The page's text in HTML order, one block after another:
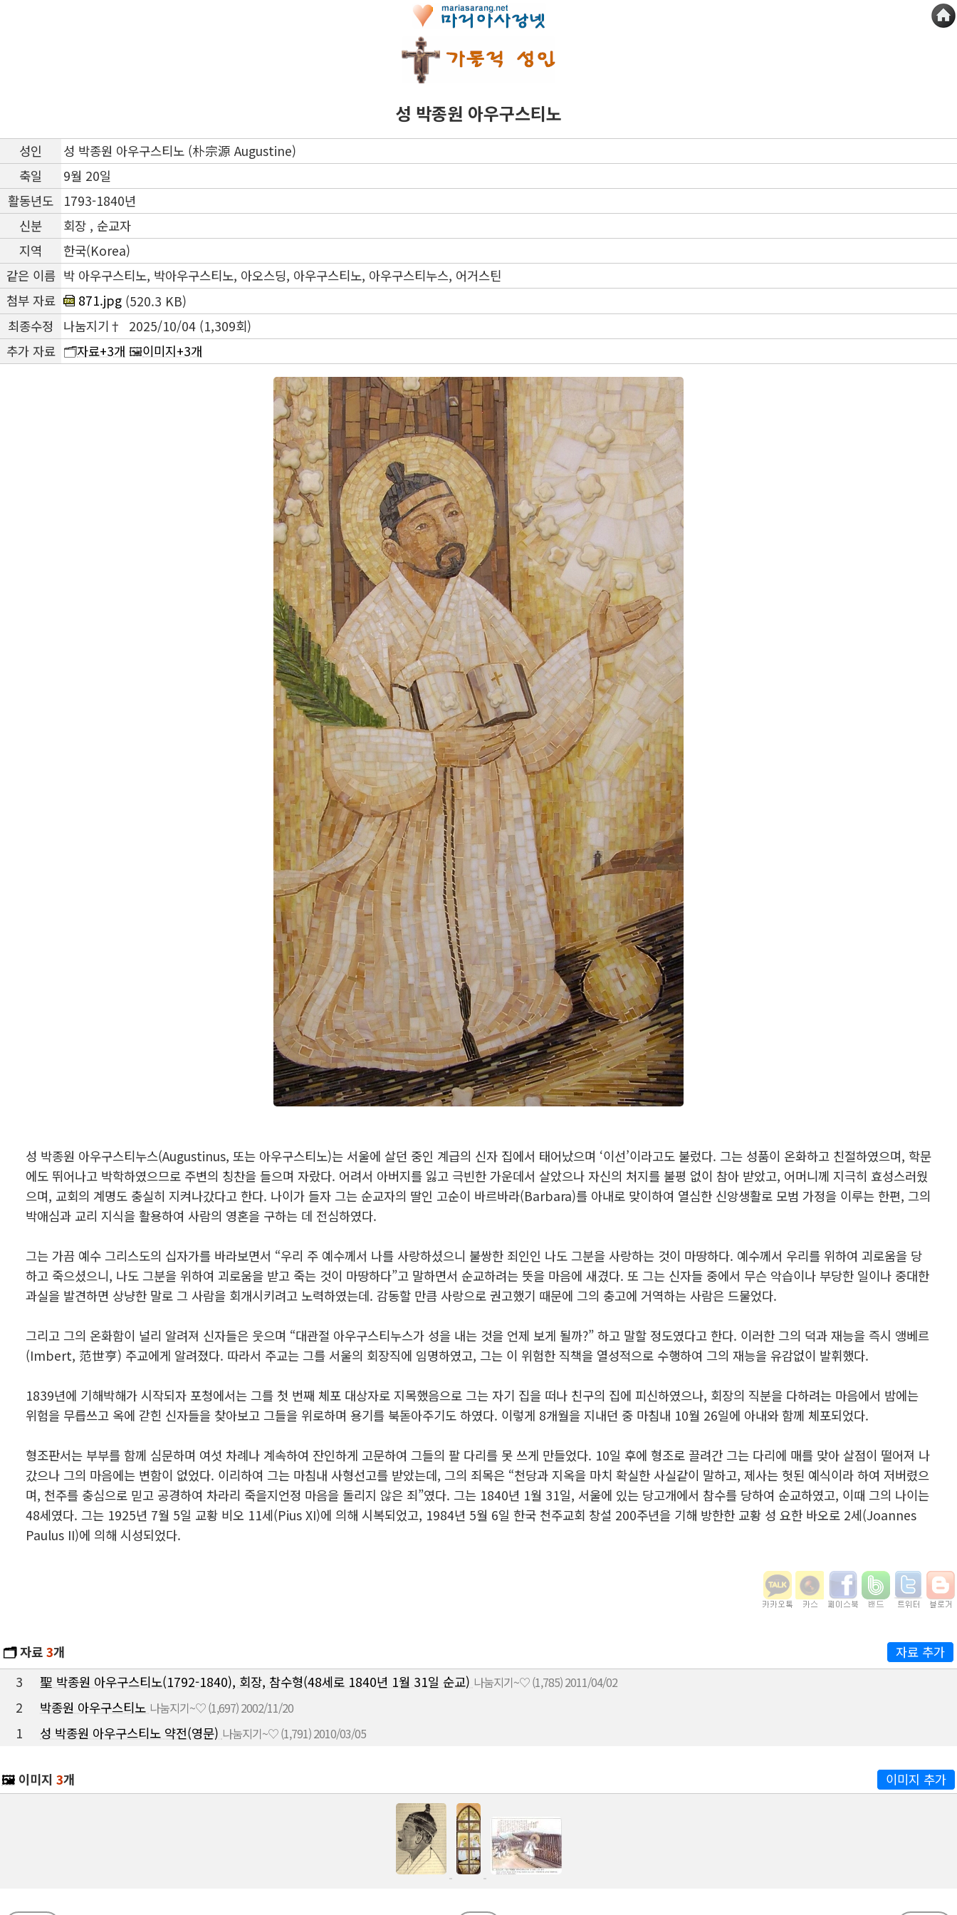
성 박종원 아우구스티노
성인
성 박종원 아우구스티노 (朴宗源 Augustine)
축일
9월 20일
활동년도
1793-1840년
신분
회장 , 순교자
지역
한국(Korea)
같은 이름 박 아우구스티노, 박아우구스티노, 아오스딩, 아우구스티노, 아우구스티누스, 어거스틴
첨부 자료
871.jpg (520.3 KB)
최종수정
나눔지기† 2025/10/04 (1,309회)
추가 자료 🗂️자료+3개 🖼️이미지+3개
성 박종원 아우구스티누스(Augustinus, 또는 아우구스티노)는 서울에 살던 중인 계급의 신자 집에서 태어났으며 ‘이선’이라고도 불렀다. 그는 성품이 온화하고 친절하였으며, 학문
에도 뛰어나고 박학하였으므로 주변의 칭찬을 들으며 자랐다. 어려서 아버지를 잃고 극빈한 가운데서 살았으나 자신의 처지를 불평 없이 참아 받았고, 어머니께 지극히 효성스러웠
으며, 교회의 계명도 충실히 지켜나갔다고 한다. 나이가 들자 그는 순교자의 딸인 고순이 바르바라(Barbara)를 아내로 맞이하여 열심한 신앙생활로 모범 가정을 이루는 한편, 그의
박애심과 교리 지식을 활용하여 사람의 영혼을 구하는 데 전심하였다.
그는 가끔 예수 그리스도의 십자가를 바라보면서 “우리 주 예수께서 나를 사랑하셨으니 불쌍한 죄인인 나도 그분을 사랑하는 것이 마땅하다. 예수께서 우리를 위하여 괴로움을 당
하고 죽으셨으니, 나도 그분을 위하여 괴로움을 받고 죽는 것이 마땅하다”고 말하면서 순교하려는 뜻을 마음에 새겼다. 또 그는 신자들 중에서 무슨 악습이나 부당한 일이나 중대한
과실을 발견하면 상냥한 말로 그 사람을 회개시키려고 노력하였는데. 감동할 만큼 사랑으로 권고했기 때문에 그의 충고에 거역하는 사람은 드물었다.
그리고 그의 온화함이 널리 알려져 신자들은 웃으며 “대관절 아우구스티누스가 성을 내는 것을 언제 보게 될까?” 하고 말할 정도였다고 한다. 이러한 그의 덕과 재능을 즉시 앵베르
(Imbert, 范世亨) 주교에게 알려졌다. 따라서 주교는 그를 서울의 회장직에 임명하였고, 그는 이 위험한 직책을 열성적으로 수행하여 그의 재능을 유감없이 발휘했다.
1839년에 기해박해가 시작되자 포청에서는 그를 첫 번째 체포 대상자로 지목했음으로 그는 자기 집을 떠나 친구의 집에 피신하였으나, 회장의 직분을 다하려는 마음에서 밤에는
위험을 무릅쓰고 옥에 갇힌 신자들을 찾아보고 그들을 위로하며 용기를 북돋아주기도 하였다. 이렇게 8개월을 지내던 중 마침내 10월 26일에 아내와 함께 체포되었다.
형조판서는 부부를 함께 심문하며 여섯 차례나 계속하여 잔인하게 고문하여 그들의 팔 다리를 못 쓰게 만들었다. 10일 후에 형조로 끌려간 그는 다리에 매를 맞아 살점이 떨어져 나
갔으나 그의 마음에는 변함이 없었다. 이리하여 그는 마침내 사형선고를 받았는데, 그의 죄목은 “천당과 지옥을 마치 확실한 사실같이 말하고, 제사는 헛된 예식이라 하여 저버렸으
며, 천주를 충심으로 믿고 공경하여 차라리 죽을지언정 마음을 돌리지 않은 죄”였다. 그는 1840년 1월 31일, 서울에 있는 당고개에서 참수를 당하여 순교하였고, 이때 그의 나이는
48세였다. 그는 1925년 7월 5일 교황 비오 11세(Pius XI)에 의해 시복되었고, 1984년 5월 6일 한국 천주교회 창설 200주년을 기해 방한한 교황 성 요한 바오로 2세(Joannes
Paulus II)에 의해 시성되었다.
🗂️자료 3개
자료 추가
3
聖 박종원 아우구스티노(1792-1840), 회장, 참수형(48세로 1840년 1월 31일 순교) 나눔지기~♡(1,785)2011/04/02
2 박종원 아우구스티노 나눔지기~♡(1,697)2002/11/20
1 성 박종원 아우구스티노 약전(영문) 나눔지기~♡(1,791)2010/03/05
🖼️ 이미지 3개 이미지 추가